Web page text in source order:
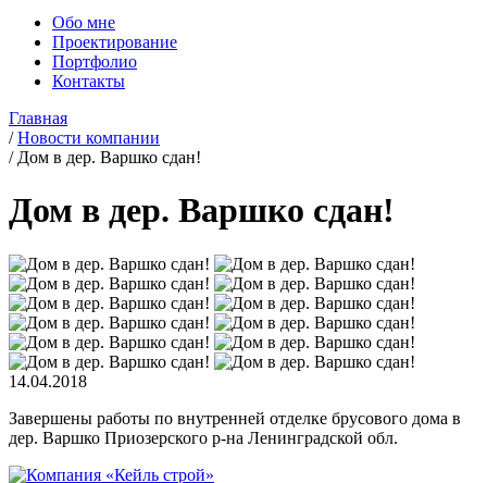
Обо мне
Проектирование
Портфолио
Контакты
Главная
/ Новости компании
/ Дом в дер. Варшко сдан!
Дом в дер. Варшко сдан!
14.04.2018
Завершены работы по внутренней отделке брусового дома в
дер. Варшко Приозерского р-на Ленинградской обл.